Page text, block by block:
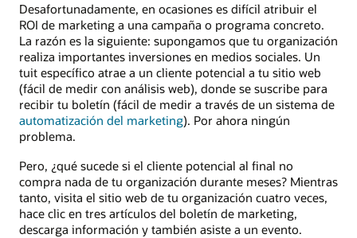
Desafortunadamente, en ocasiones es difícil atribuir el
ROI de marketing a una campaña o programa concreto.
La razón es la siguiente: supongamos que tu organización
realiza importantes inversiones en medios sociales. Un
tuit específico atrae a un cliente potencial a tu sitio web
(fácil de medir con análisis web), donde se suscribe para
recibir tu boletín (fácil de medir a través de un sistema de
automatización del marketing). Por ahora ningún
problema.
Pero, ¿qué sucede si el cliente potencial al final no
compra nada de tu organización durante meses? Mientras
tanto, visita el sitio web de tu organización cuatro veces,
hace clic en tres artículos del boletín de marketing,
descarga información y también asiste a un evento.